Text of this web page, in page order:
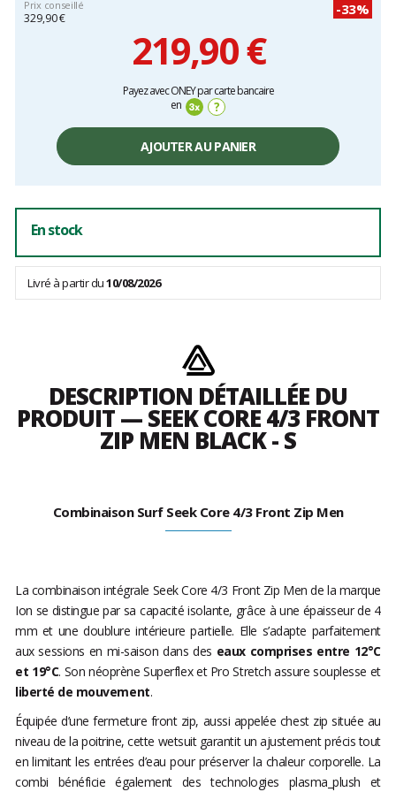
Prix conseillé
329,90 €
-33%
219,90 €
Payez avec ONEY par carte bancaire
en
?
AJOUTER AU PANIER
En stock
Livré à partir du10/08/2026
DESCRIPTION DÉTAILLÉE DU
PRODUIT — SEEK CORE 4/3 FRONT
ZIP MEN BLACK - S
Combinaison Surf Seek Core 4/3 Front Zip Men
La combinaison intégrale Seek Core 4/3 Front Zip Men de la marque
Ion se distingue par sa capacité isolante, grâce à une épaisseur de 4
mm et une doublure intérieure partielle. Elle s’adapte parfaitement
aux sessions en mi-saison dans des eaux comprises entre 12°C
et 19°C. Son néoprène Superflex et Pro Stretch assure souplesse et
liberté de mouvement.
Équipée d’une fermeture front zip, aussi appelée chest zip située au
niveau de la poitrine, cette wetsuit garantit un ajustement précis tout
en limitant les entrées d’eau pour préserver la chaleur corporelle. La
combi bénéficie également des technologies plasma_plush et